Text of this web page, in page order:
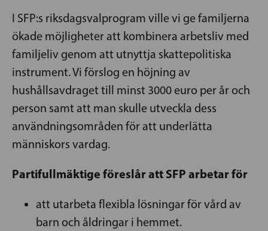
I SFP:s riksdagsvalprogram ville vi ge familjerna
ökade möjligheter att kombinera arbetsliv med
familjeliv genom att utnyttja skattepolitiska
instrument. Vi förslog en höjning av
hushållsavdraget till minst 3000 euro per år och
person samt att man skulle utveckla dess
användningsområden för att underlätta
människors vardag.
Partifullmäktige föreslår att SFP arbetar för
att utarbeta flexibla lösningar för vård av
barn och åldringar i hemmet.